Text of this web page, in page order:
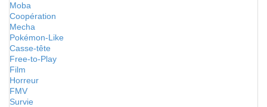
Moba
Coopération
Mecha
Pokémon-Like
Casse-tête
Free-to-Play
Film
Horreur
FMV
Survie